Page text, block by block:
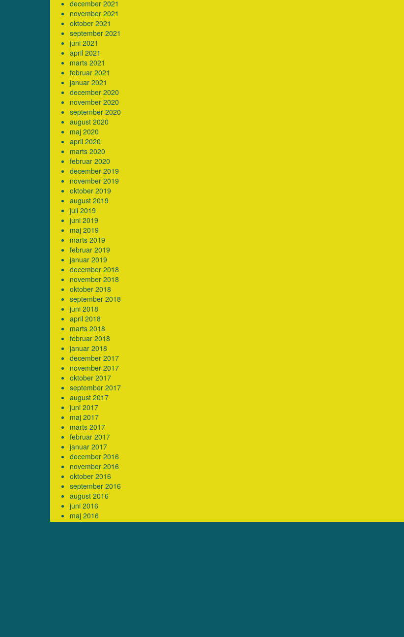
december 2021
november 2021
oktober 2021
september 2021
juni 2021
april 2021
marts 2021
februar 2021
januar 2021
december 2020
november 2020
september 2020
august 2020
maj 2020
april 2020
marts 2020
februar 2020
december 2019
november 2019
oktober 2019
august 2019
juli 2019
juni 2019
maj 2019
marts 2019
februar 2019
januar 2019
december 2018
november 2018
oktober 2018
september 2018
juni 2018
april 2018
marts 2018
februar 2018
januar 2018
december 2017
november 2017
oktober 2017
september 2017
august 2017
juni 2017
maj 2017
marts 2017
februar 2017
januar 2017
december 2016
november 2016
oktober 2016
september 2016
august 2016
juni 2016
maj 2016